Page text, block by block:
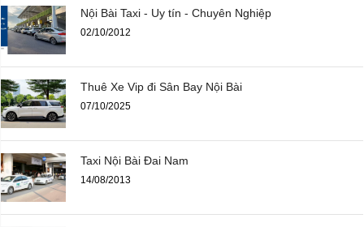
Nội Bài Taxi - Uy tín - Chuyên Nghiệp
02/10/2012
Thuê Xe Vip đi Sân Bay Nội Bài
07/10/2025
Taxi Nội Bài Đai Nam
14/08/2013